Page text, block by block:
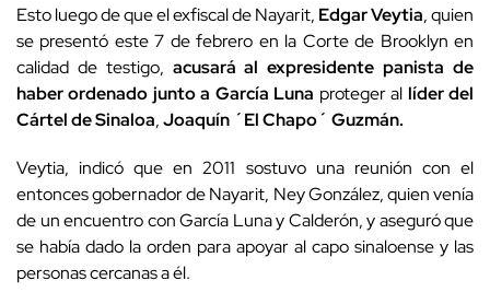
Esto luego de que el exfiscal de Nayarit, Edgar Veytia, quien
se presentó este 7 de febrero en la Corte de Brooklyn en
calidad de testigo, acusará al expresidente panista de
haber ordenado junto a García Luna proteger al líder del
Cártel de Sinaloa,Joaquín ´El Chapo´ Guzmán.
Veytia, indicó que en 2011 sostuvo una reunión con el
entonces gobernador de Nayarit, Ney González, quien venía
de un encuentro con García Luna y Calderón, y aseguró que
se había dado la orden para apoyar al capo sinaloense y las
personas cercanas a él.